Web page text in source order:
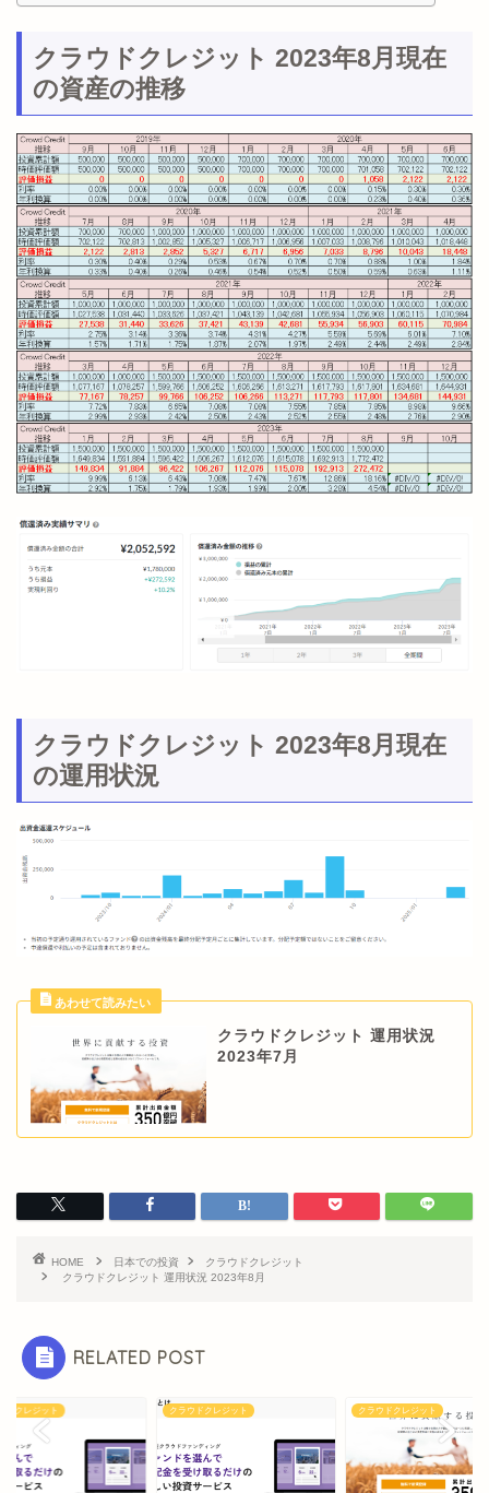
クラウドクレジット 2023年8月現在
の資産の推移
クラウドクレジット 2023年8月現在
の運用状況
クラウドクレジット 運用状況
2023年7月
HOME 日本での投資
クラウドクレジット
クラウドクレジット 運用状況 2023年8月
RELATED POST
ドクレジット クラウドクレジット クラウドクレジット